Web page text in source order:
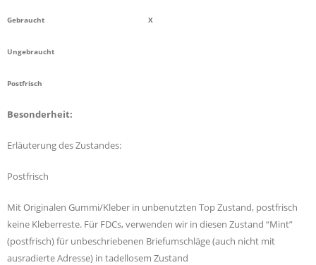
Gebraucht X
Ungebraucht
Postfrisch
Besonderheit:
Erläuterung des Zustandes:
Postfrisch
Mit Originalen Gummi/Kleber in unbenutzten Top Zustand, postfrisch
keine Kleberreste. Für FDCs, verwenden wir in diesen Zustand “Mint”
(postfrisch) für unbeschriebenen Briefumschläge (auch nicht mit
ausradierte Adresse) in tadellosem Zustand